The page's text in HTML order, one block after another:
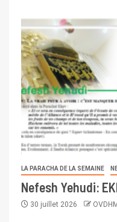
LA PARACHA DE LA SEMAINE
Nefesh Yehudi:
30 juillet 2026